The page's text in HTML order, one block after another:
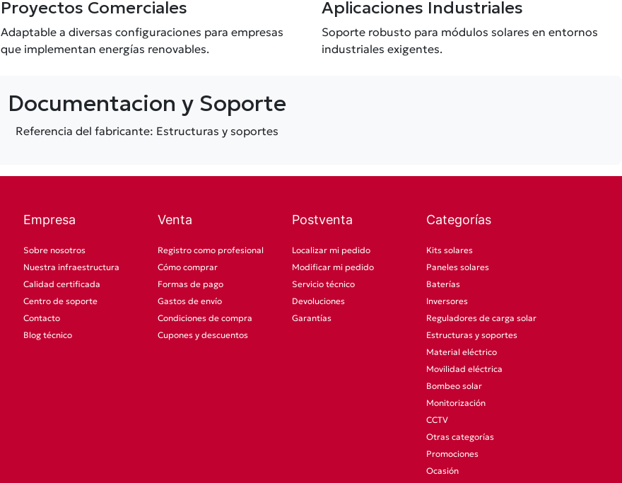
Proyectos Comerciales
Adaptable a diversas configuraciones para empresas
que implementan energías renovables.
Aplicaciones Industriales
Soporte robusto para módulos solares en entornos
industriales exigentes.
Documentacion y Soporte
Referencia del fabricante: Estructuras y soportes
Empresa
Sobre nosotros
Nuestra infraestructura
Calidad certificada
Centro de soporte
Contacto
Blog técnico
Venta
Registro como profesional
Cómo comprar
Formas de pago
Gastos de envío
Condiciones de compra
Cupones y descuentos
Postventa
Localizar mi pedido
Modificar mi pedido
Servicio técnico
Devoluciones
Garantías
Categorías
Kits solares
Paneles solares
Baterías
Inversores
Reguladores de carga solar
Estructuras y soportes
Material eléctrico
Movilidad eléctrica
Bombeo solar
Monitorización
CCTV
Otras categorías
Promociones
Ocasión